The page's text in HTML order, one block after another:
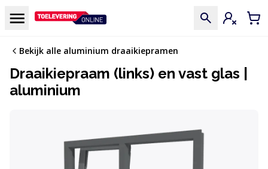
Menu Inloggen
Bekijk alle aluminium draaikiepramen
Draaikiepraam (links) en vast glas |
aluminium